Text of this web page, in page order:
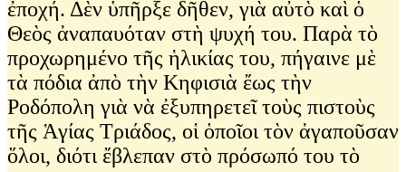
ἐποχή. Δὲν ὑπῆρξε δῆθεν, γιὰ αὐτὸ καὶ ὁ
Θεὸς ἀναπαυόταν στὴ ψυχή του. Παρὰ τὸ
προχωρημένο τῆς ἡλικίας του, πήγαινε μὲ
τὰ πόδια ἀπὸ τὴν Κηφισιὰ ἔως τὴν
Ροδόπολη γιὰ νὰ ἐξυπηρετεῖ τοὺς πιστοὺς
τῆς Ἁγίας Τριάδος, οἱ ὁποῖοι τὸν ἀγαποῦσαν
ὅλοι, διότι ἔβλεπαν στὸ πρόσωπό του τὸ